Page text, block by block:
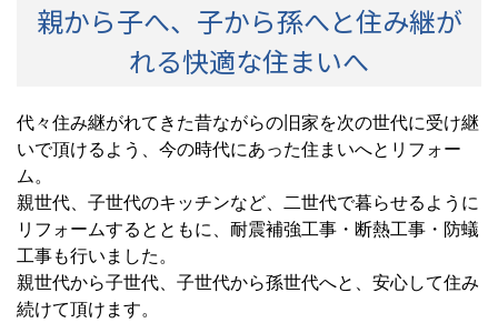
親から子へ、子から孫へと住み継が
れる快適な住まいへ
代々住み継がれてきた昔ながらの旧家を次の世代に受け継
いで頂けるよう、今の時代にあった住まいへとリフォー
ム。
親世代、子世代のキッチンなど、二世代で暮らせるように
リフォームするとともに、耐震補強工事・断熱工事・防蟻
工事も行いました。
親世代から子世代、子世代から孫世代へと、安心して住み
続けて頂けます。